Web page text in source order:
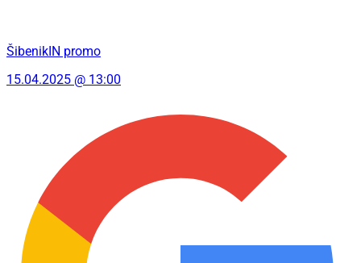
ŠibenikIN promo
15.04.2025 @ 13:00